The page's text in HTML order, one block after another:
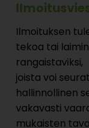
Ilmoituksen
tekoa tai
rangaistaviksi,
joista voi
hallinnollinen
vakavasti
mukaisten